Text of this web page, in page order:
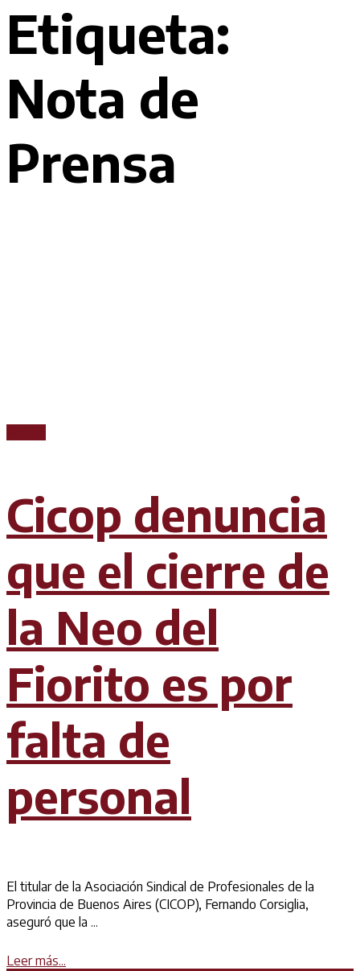
Etiqueta:
Nota de
Prensa
Cicop denuncia
que el cierre de
la Neo del
Fiorito es por
falta de
personal
El titular de la Asociación Sindical de Profesionales de la
Provincia de Buenos Aires (CICOP), Fernando Corsiglia,
aseguró que la ...
Leer más...